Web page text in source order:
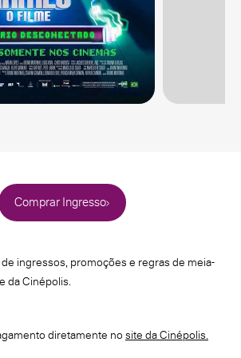
Comprar Ingresso
ingressos, promoções e regras de meia-
da Cinépolis.
diretamente no site da Cinépolis.